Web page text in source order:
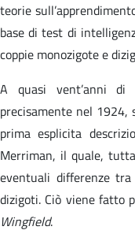
teorie
base di test di
coppie monozigote e
A quasi vent’anni
precisamente nel 1924,
prima esplicita
Merriman, il quale,
eventuali differenze
dizigoti. Ciò viene fatto
Wingfield.